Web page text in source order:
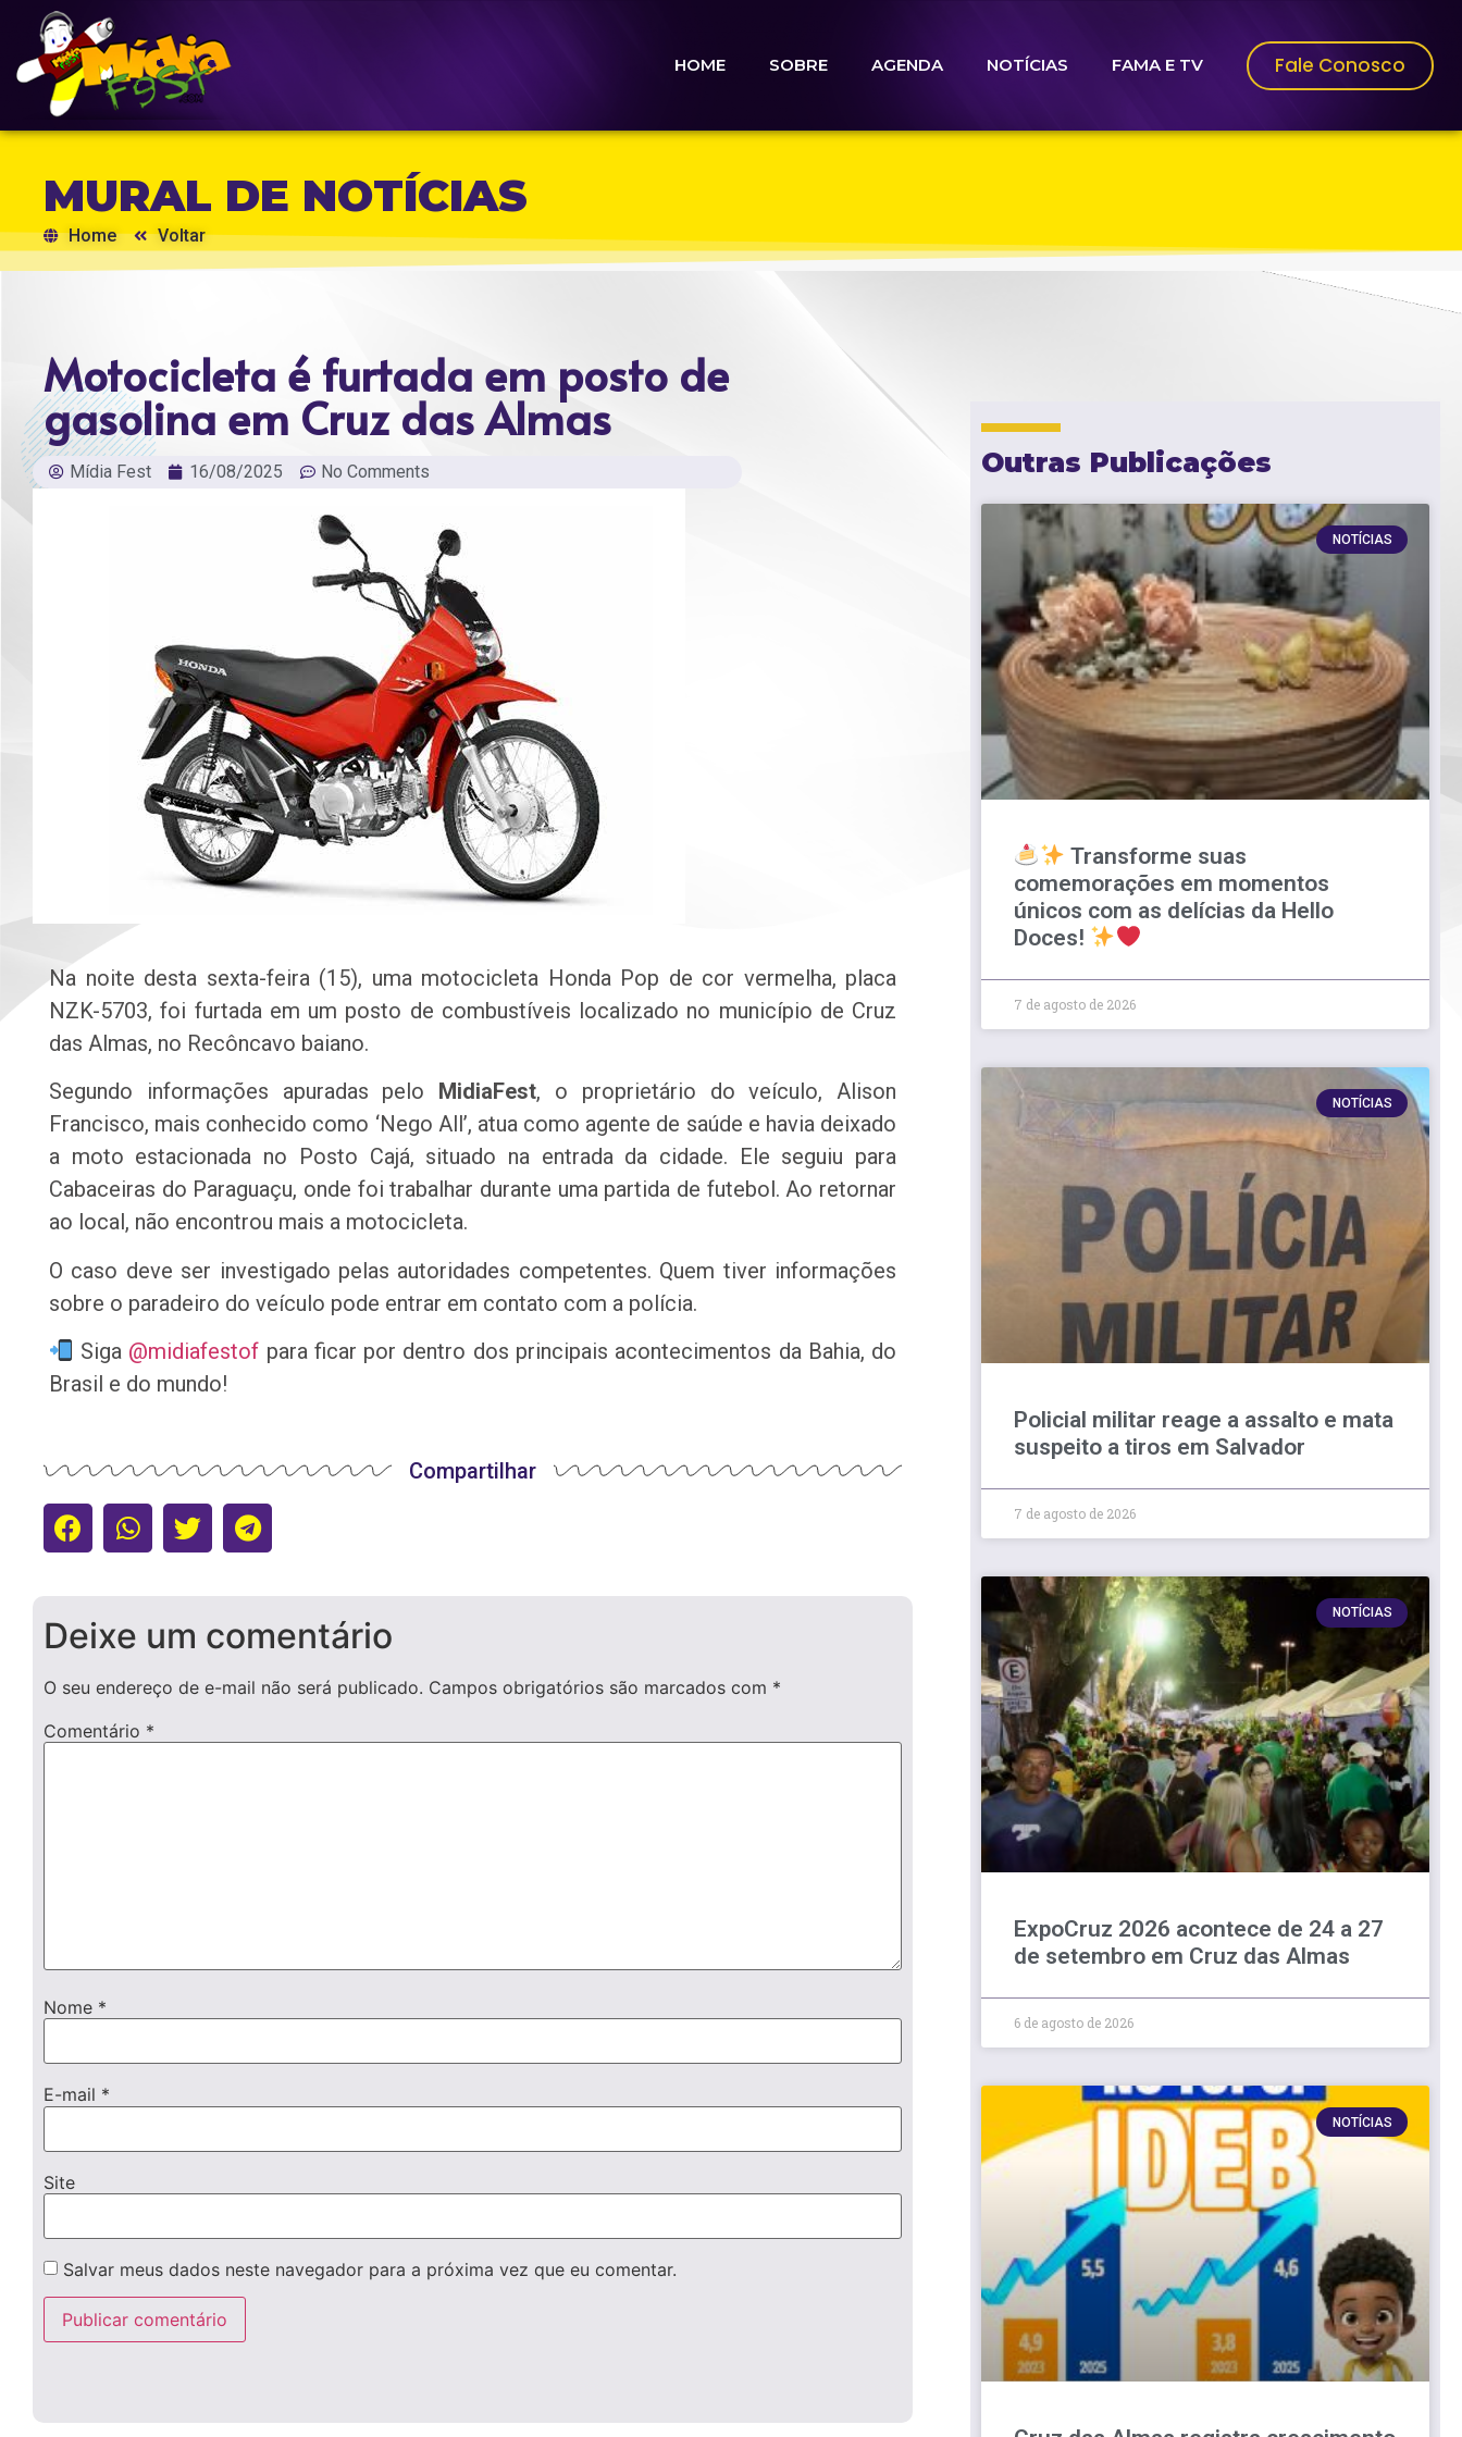
HOME SOBRE AGENDA NOTÍCIAS FAMA E TV Fale Conosco
MURAL DE NOTÍCIAS
Home Voltar
Motocicleta é furtada em posto de
gasolina em Cruz das Almas
Mídia Fest 16/08/2025 No Comments
Na noite desta sexta-feira (15), uma motocicleta Honda Pop de cor vermelha, placa
NZK-5703, foi furtada em um posto de combustíveis localizado no município de Cruz
das Almas, no Recôncavo baiano.
Segundo informações apuradas pelo MidiaFest, o proprietário do veículo, Alison
Francisco, mais conhecido como ‘Nego All’, atua como agente de saúde e havia deixado
a moto estacionada no Posto Cajá, situado na entrada da cidade. Ele seguiu para
Cabaceiras do Paraguaçu, onde foi trabalhar durante uma partida de futebol. Ao retornar
ao local, não encontrou mais a motocicleta.
O caso deve ser investigado pelas autoridades competentes. Quem tiver informações
sobre o paradeiro do veículo pode entrar em contato com a polícia.
Siga @midiafestof para ficar por dentro dos principais acontecimentos da Bahia, do
Brasil e do mundo!
Compartilhar
Deixe um comentário
O seu endereço de e-mail não será publicado. Campos obrigatórios são marcados com *
Comentário *
Nome *
E-mail *
Site
Salvar meus dados neste navegador para a próxima vez que eu comentar.
Outras Publicações
NOTÍCIAS
Transforme suas
comemorações em momentos
únicos com as delícias da Hello
Doces!
7 de agosto de 2026
NOTÍCIAS
Policial militar reage a assalto e mata
suspeito a tiros em Salvador
7 de agosto de 2026
NOTÍCIAS
ExpoCruz 2026 acontece de 24 a 27
de setembro em Cruz das Almas
6 de agosto de 2026
NOTÍCIAS